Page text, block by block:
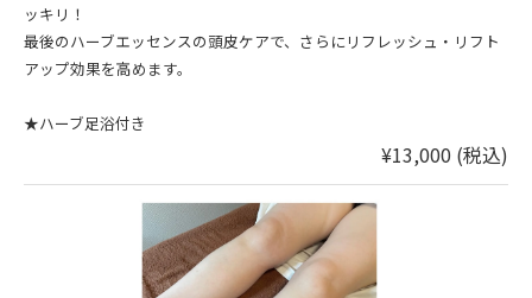
ッキリ！
最後のハーブエッセンスの頭皮ケアで、さらにリフレッシュ・リフト
アップ効果を高めます。
★ハーブ足浴付き
¥13,000 (税込)